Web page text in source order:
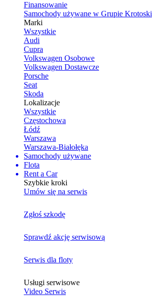
Finansowanie
Samochody używane w Grupie Krotoski
Marki
Wszystkie
Audi
Cupra
Volkswagen Osobowe
Volkswagen Dostawcze
Porsche
Seat
Skoda
Lokalizacje
Wszystkie
Częstochowa
Łódź
Warszawa
Warszawa-Białołęka
Samochody używane
Flota
Rent a Car
Szybkie kroki
Umów się na serwis
Zgłoś szkodę
Sprawdź akcję serwisową
Serwis dla floty
Usługi serwisowe
Video Serwis